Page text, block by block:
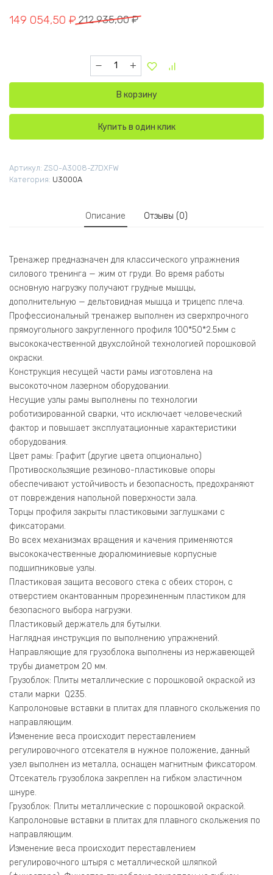
212 935,00₽
Первоначальная цена составляла 212 935,00 ₽.
149 054,50 ₽
Текущая цена: 149 054,50 ₽.
Количество товара U3008A-JZ Жим от
В корзину
Купить в один клик
Артикул: ZSO-A3008-Z7DXFW
Категория: U3000A
Описание Отзывы (0)
Тренажер предназначен для классического упражнения
силового тренинга — жим от груди. Во время работы
основную нагрузку получают грудные мышцы,
дополнительную — дельтовидная мышца и трицепс плеча.
Профессиональный тренажер выполнен из сверхпрочного
прямоугольного закругленного профиля 100*50*2.5мм с
высококачественной двухслойной технологией порошковой
окраски.
Конструкция несущей части рамы изготовлена на
высокоточном лазерном оборудовании.
Несущие узлы рамы выполнены по технологии
роботизированной сварки, что исключает человеческий
фактор и повышает эксплуатационные характеристики
оборудования.
Цвет рамы: Графит (другие цвета опционально)
Противоскользящие резиново-пластиковые опоры
обеспечивают устойчивость и безопасность, предохраняют
от повреждения напольной поверхности зала.
Торцы профиля закрыты пластиковыми заглушками с
фиксаторами.
Во всех механизмах вращения и качения применяются
высококачественные дюралюминиевые корпусные
подшипниковые узлы.
Пластиковая защита весового стека с обеих сторон, с
отверстием окантованным прорезиненным пластиком для
безопасного выбора нагрузки.
Пластиковый держатель для бутылки.
Наглядная инструкция по выполнению упражнений.
Направляющие для грузоблока выполнены из нержавеющей
трубы диаметром 20 мм.
Грузоблок: Плиты металлические с порошковой окраской из
стали марки Q235.
Капролоновые вставки в плитах для плавного скольжения по
направляющим.
Изменение веса происходит переставлением
регулировочного отсекателя в нужное положение, данный
узел выполнен из металла, оснащен магнитным фиксатором.
Отсекатель грузоблока закреплен на гибком эластичном
шнуре.
Грузоблок: Плиты металлические с порошковой окраской.
Капролоновые вставки в плитах для плавного скольжения по
направляющим.
Изменение веса происходит переставлением
регулировочного штыря с металлической шляпкой